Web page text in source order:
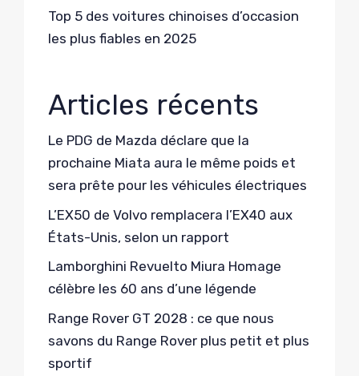
Top 5 des voitures chinoises d’occasion
les plus fiables en 2025
Articles récents
Le PDG de Mazda déclare que la
prochaine Miata aura le même poids et
sera prête pour les véhicules électriques
L’EX50 de Volvo remplacera l’EX40 aux
États-Unis, selon un rapport
Lamborghini Revuelto Miura Homage
célèbre les 60 ans d’une légende
Range Rover GT 2028 : ce que nous
savons du Range Rover plus petit et plus
sportif